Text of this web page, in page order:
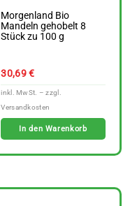
Morgenland Bio
Mandeln gehobelt 8
Stück zu 100 g
30,69€
In den Warenkorb